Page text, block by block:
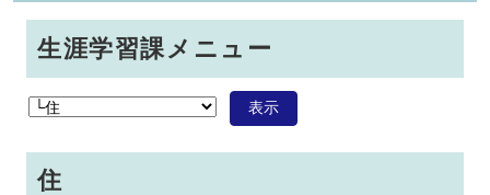
生涯学習課メニュー
表示
住